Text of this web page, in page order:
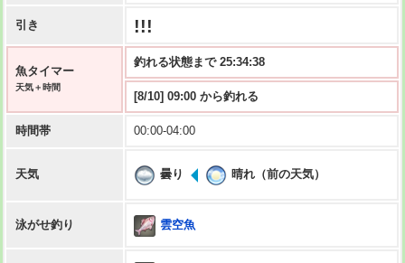
引き !!!
魚タイマー
天気＋時間
釣れる状態まで 25:34:37
[8/10] 09:00 から釣れる
時間帯 00:00-04:00
天気 曇り 晴れ（前の天気）
泳がせ釣り 雲空魚